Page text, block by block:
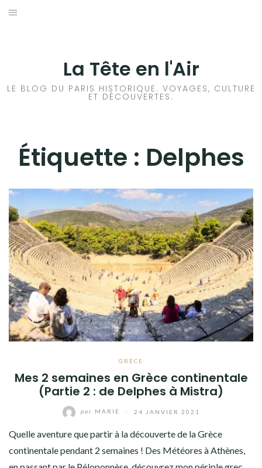
Aller
La Tête en l'Air
LE BLOG DU PARIS HISTORIQUE. VOYAGES, CULTURE
ET DÉCOUVERTES.
Étiquette : Delphes
GRÈCE
Mes 2 semaines en Grèce continentale
(Partie 2 : de Delphes à Mistra)
par MARIE 24 JANVIER 2021
Quelle aventure que partir à la découverte de la Grèce
continentale pendant 2 semaines ! Des Météores à Athènes,
HISTOIRES EN ILE DE FRANCE
VOYAGES À L’ÉTRANGER